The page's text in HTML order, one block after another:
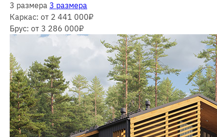
3 размера 3 размера
Каркас: от 2 441 000₽
Брус: от 3 286 000₽